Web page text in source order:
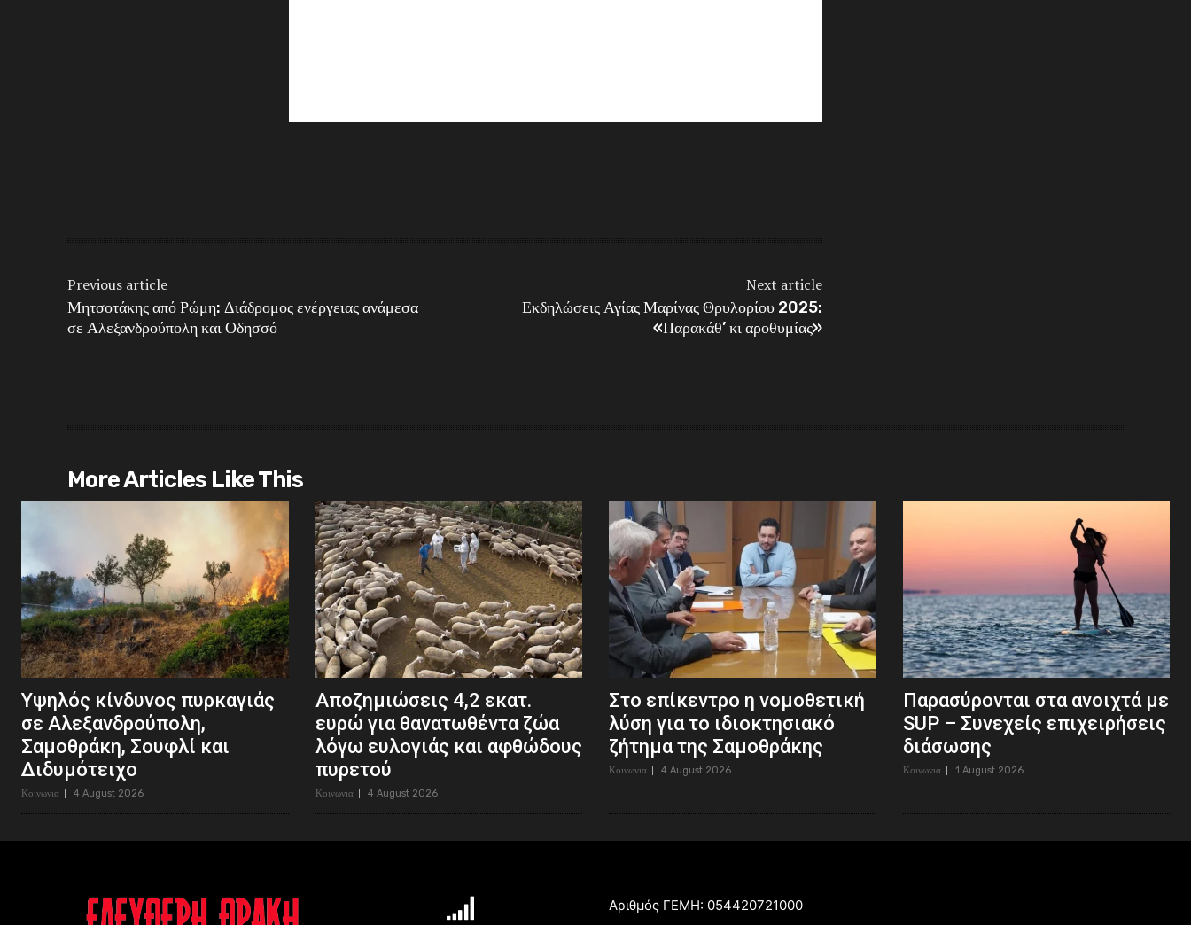
Previous article
Μητσοτάκης από Ρώμη: Διάδρομος ενέργειας ανάμεσα
σε Αλεξανδρούπολη και Οδησσό
Next article
Εκδηλώσεις Αγίας Μαρίνας Θρυλορίου 2025:
«Παρακάθ’ κι αροθυμίας»
More Articles Like This
Υψηλός κίνδυνος πυρκαγιάς
σε Αλεξανδρούπολη,
Σαμοθράκη, Σουφλί και
Διδυμότειχο
Κοινωνια 4 August 2026
Αποζημιώσεις 4,2 εκατ.
ευρώ για θανατωθέντα ζώα
λόγω ευλογιάς και αφθώδους
πυρετού
Κοινωνια 4 August 2026
Στο επίκεντρο η νομοθετική
λύση για το ιδιοκτησιακό
ζήτημα της Σαμοθράκης
Κοινωνια 4 August 2026
Παρασύρονται στα ανοιχτά με
SUP – Συνεχείς επιχειρήσεις
διάσωσης
Κοινωνια 1 August 2026
Αριθμός ΓΕΜΗ: 054420721000